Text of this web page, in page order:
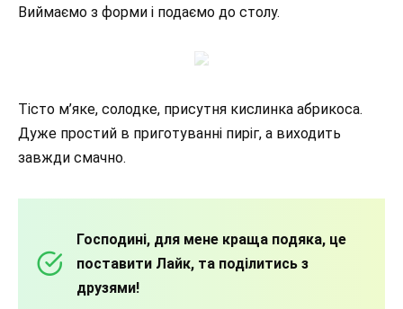
Виймаємо з форми і подаємо до столу.
Тісто м’яке, солодке, присутня кислинка абрикоса.
Дуже простий в приготуванні пиріг, а виходить
завжди смачно.
Господині, для мене краща подяка, це
поставити Лайк, та поділитись з
друзями!